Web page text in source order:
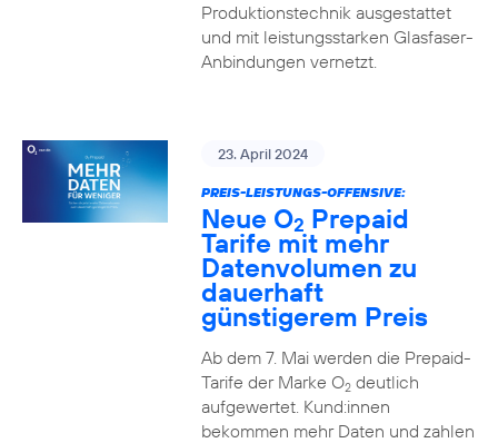
Produktionstechnik ausgestattet
und mit leistungsstarken Glasfaser-
Anbindungen vernetzt.
23. April 2024
PREIS-LEISTUNGS-OFFENSIVE:
Neue O2 Prepaid
Tarife mit mehr
Datenvolumen zu
dauerhaft
günstigerem Preis
Ab dem 7. Mai werden die Prepaid-
Tarife der Marke O2deutlich
aufgewertet. Kund:innen
bekommen mehr Daten und zahlen